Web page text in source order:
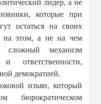
лидер, а не
которые при
остаться на своих
на этом, а не на чем
механизм
и ответственности,
демократией.
изъян, который
бюрократическом